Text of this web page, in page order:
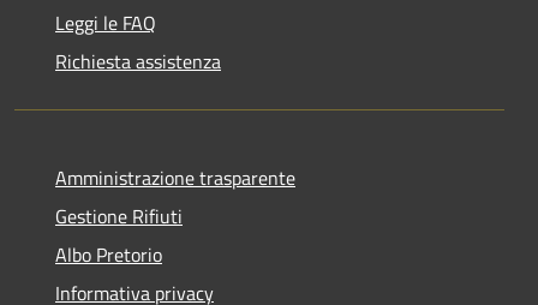
Leggi le FAQ
Richiesta assistenza
Amministrazione trasparente
Gestione Rifiuti
Albo Pretorio
Informativa privacy